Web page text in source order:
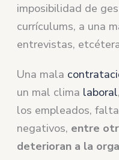
imposibilidad de
currículums, a una
entrevistas,
Una mala
un mal clima laboral
los empleados,
negativos, entre
deterioran a la